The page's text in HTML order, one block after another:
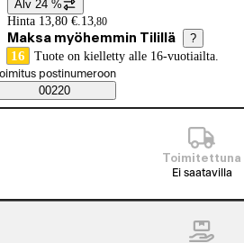
Hintatiedot
Alv 24 %
Hinta 13,80 €. 13,80
Maksa myöhemmin Tilillä ?
16 Tuote on kielletty alle 16-vuotiailta.
Saatavuustiedot
tilaustapa
postinumeroon
00220
Toimitettuna
Ei saatavilla